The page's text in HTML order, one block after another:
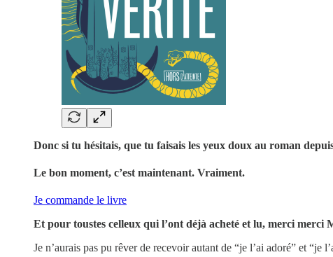
Donc si tu hésitais, que tu faisais les yeux doux au roman
Le bon moment, c’est maintenant. Vraiment.
Je commande le livre
Et pour toustes celleux qui l’ont déjà acheté et lu, merci merci
Je n’aurais pas pu rêver de recevoir autant de “je l’ai adoré” et “je